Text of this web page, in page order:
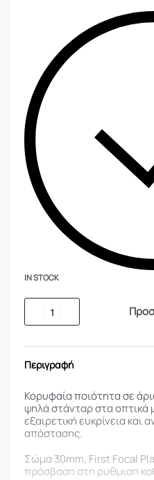
IN STOCK
Περιγραφή
Κορυφαία ποιότητα σε
ψηλά στάνταρ στα
εξαιρετική ευκρίνεια
απόστασης.
Σώμα 30mm, First Focal
πρόσβαση στη ρύθμιση